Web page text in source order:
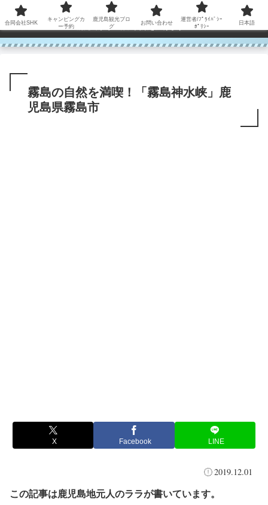
コンテンツへスキップ
鹿児島から世界に笑顔を広げます！
霧島の自然を満喫！「霧島神水峡」鹿
児島県霧島市
X Facebook LINE
2019.12.01
この記事は鹿児島地元人のララが書いています。
合同会社SHK
キャンピングカ
ー予約
鹿児島観光ブロ
グ
お問い合わせ
運営者/ﾌﾟﾗｲﾊﾞｼｰ
ﾎﾟﾘｼｰ
日本語